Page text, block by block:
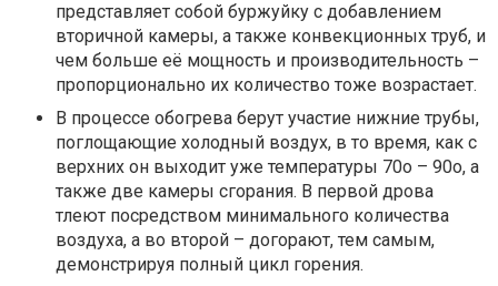
представляет собой буржуйку с добавлением
вторичной камеры, а также конвекционных труб, и
чем больше её мощность и производительность –
пропорционально их количество тоже возрастает.
В процессе обогрева берут участие нижние трубы,
поглощающие холодный воздух, в то время, как с
верхних он выходит уже температуры 70о – 90о, а
также две камеры сгорания. В первой дрова
тлеют посредством минимального количества
воздуха, а во второй – догорают, тем самым,
демонстрируя полный цикл горения.